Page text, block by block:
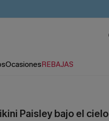
OcasionesREBAJAS
Paisley bajo el cielo